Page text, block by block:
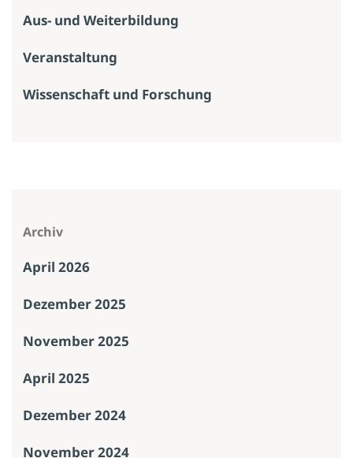
Aus- und Weiterbildung
Veranstaltung
Wissenschaft und Forschung
Archiv
April 2026
Dezember 2025
November 2025
April 2025
Dezember 2024
November 2024